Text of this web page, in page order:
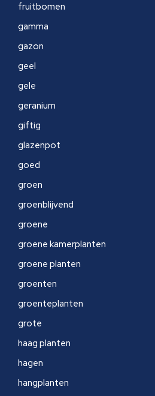
fruitbomen
gamma
gazon
geel
gele
geranium
giftig
glazenpot
goed
groen
groenblijvend
groene
groene kamerplanten
groene planten
groenten
groenteplanten
grote
haag planten
hagen
hangplanten